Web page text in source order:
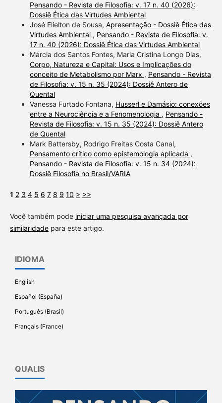
Pensando - Revista de Filosofia: v. 17 n. 40 (2026):
Dossiê Ética das Virtudes Ambiental
José Elielton de Sousa, Apresentação - Dossiê Ética das
Virtudes Ambiental , Pensando - Revista de Filosofia: v.
17 n. 40 (2026): Dossiê Ética das Virtudes Ambiental
Márcia dos Santos Fontes, Maria Cristina Longo Dias,
Corpo, Natureza e Capital: Usos e Implicações do
conceito de Metabolismo por Marx , Pensando - Revista
de Filosofia: v. 15 n. 35 (2024): Dossiê Antero de
Quental
Vanessa Furtado Fontana, Husserl e Damásio: conexões
entre a Neurociência e a Fenomenologia , Pensando -
Revista de Filosofia: v. 15 n. 35 (2024): Dossiê Antero
de Quental
Mark Battersby, Rodrigo Freitas Costa Canal,
Pensamento crítico como epistemologia aplicada ,
Pensando - Revista de Filosofia: v. 15 n. 34 (2024):
Dossiê Filosofia no Brasil/VARIA
1 2 3 4 5 6 7 8 9 10 > >>
Você também pode iniciar uma pesquisa avançada por
similaridadepara este artigo.
IDIOMA
English
Español (España)
Português (Brasil)
Français (France)
QUALIS